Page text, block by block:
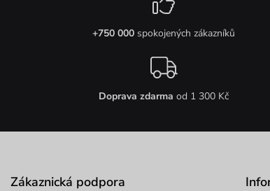
+750 000spokojených zákazníků
Doprava zdarma od 1 300 Kč
Zákaznická podpora